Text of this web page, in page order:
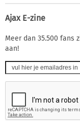
Ajax E-zine
Meer dan 35.500 fans
aan!